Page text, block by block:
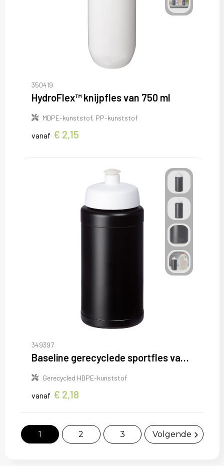
350419
HydroFlex™ knijpfles van 750 ml
MDPE-kunststof, PP-kunststof
vanaf € 2,15
349397
Baseline gerecyclede sportfles van 500 ml
Gerecycled HDPE-kunststof
vanaf € 2,18
1 2 3 Volgende